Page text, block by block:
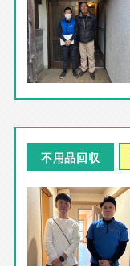
不用品回収